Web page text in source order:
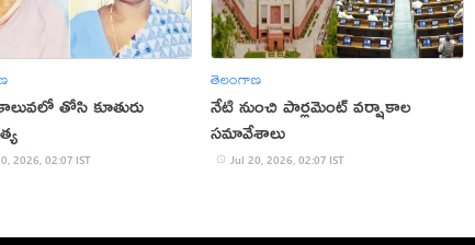
తోసి కూతురు
2026, 02:07 IST
తెలంగాణ
నేటి నుంచి పార్లమెంట్‌ వర్షాకాల
సమావేశాలు
Jul 20, 2026, 02:07 IST